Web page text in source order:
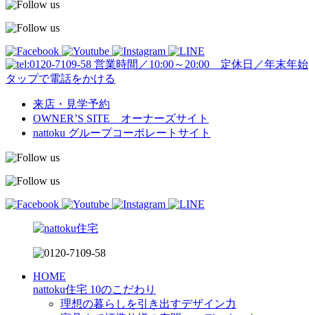
営業時間／10:00～20:00 定休日／年末年始
タップで電話をかける
来店・見学予約
OWNER’S SITE オーナーズサイト
nattoku グループコーポレートサイト
HOME
nattoku住宅 10のこだわり
理想の暮らしを引き出すデザイン力